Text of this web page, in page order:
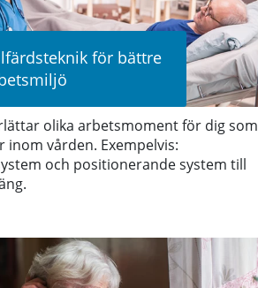
för bättre
olika arbetsmoment för dig som
inom vården. Exempelvis:
och positionerande system till